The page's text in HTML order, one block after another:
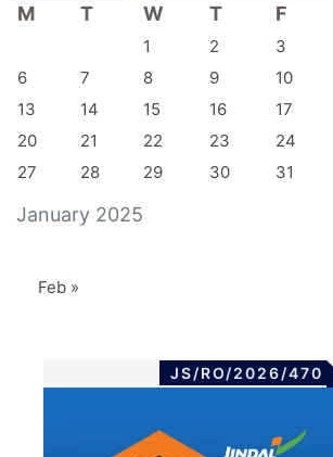
January 2025
M T W T F
1 2 3
6
7 8 9 10
13
14 15 16 17
20
21 22 23 24
27
28 29 30 31
Feb »
JS/RO/2026/470